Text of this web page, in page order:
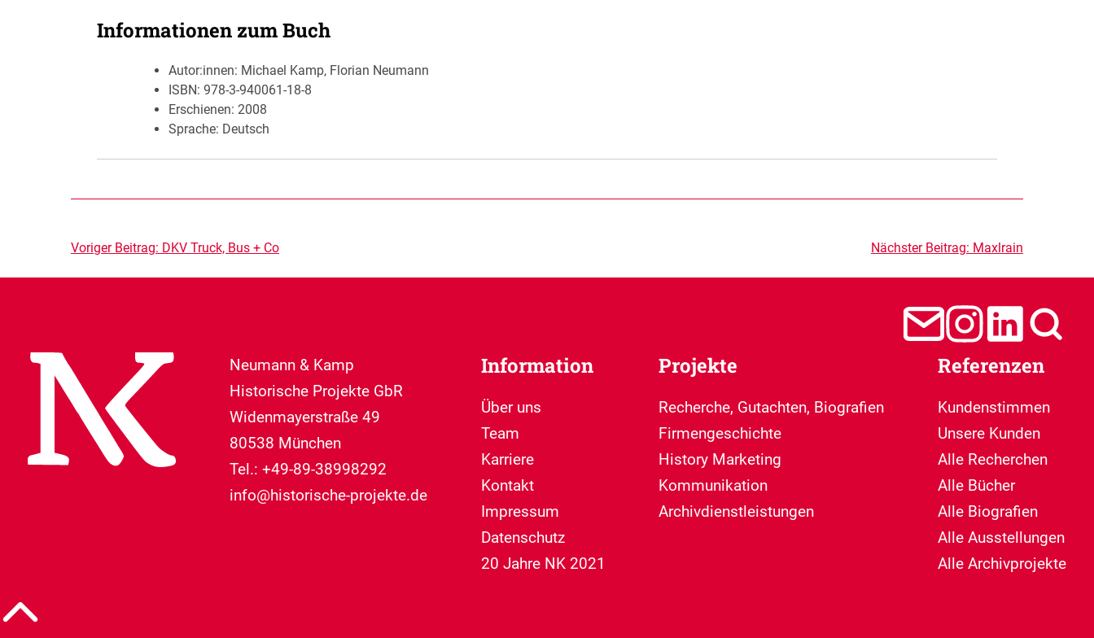
Informationen zum Buch
Autor:innen: Michael Kamp, Florian Neumann
ISBN: 978-3-940061-18-8
Erschienen: 2008
Sprache: Deutsch
Beitragsnavigation
Voriger Beitrag: DKV Truck, Bus + Co Nächster Beitrag: Maxlrain
Neumann & Kamp
Historische Projekte GbR
Widenmayerstraße 49
80538 München
Tel.: +49-89-38998292
info@historische-projekte.de
Information
Über uns
Team
Karriere
Kontakt
Impressum
Datenschutz
20 Jahre NK 2021
Projekte
Recherche, Gutachten, Biografien
Firmengeschichte
History Marketing
Kommunikation
Archivdienstleistungen
Referenzen
Kundenstimmen
Unsere Kunden
Alle Recherchen
Alle Bücher
Alle Biografien
Alle Ausstellungen
Alle Archivprojekte